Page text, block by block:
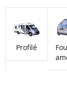
Profilé